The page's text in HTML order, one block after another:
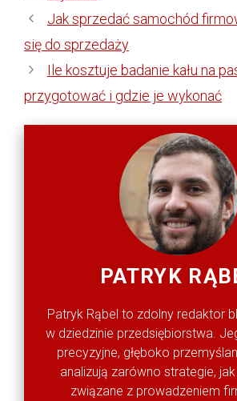
Jak sprzedać samochód
się do sprzedaży
Ile kosztuje badanie kału na
przygotować i gdzie je wykonać
PATRYK
Patryk Rąbel to zdolny redaktor
w dziedzinie przedsiębiorstwa.
precyzyjne, głęboko
analizują zarówno strategie,
związane z prowadzeniem